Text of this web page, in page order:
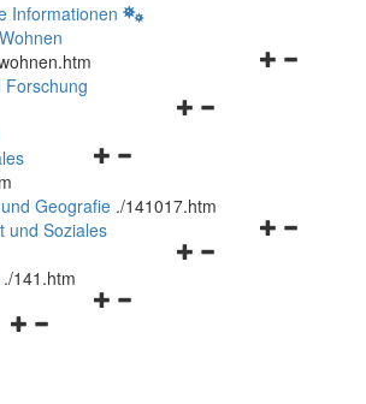
Informationen
Navigationsmenü
Forschung
Navigationsmenü
und
schließen
Geografie ./141017.htm
Navigationsmenü
und Soziales
Navigationsmenü
./141.htm
Navigationsmenü